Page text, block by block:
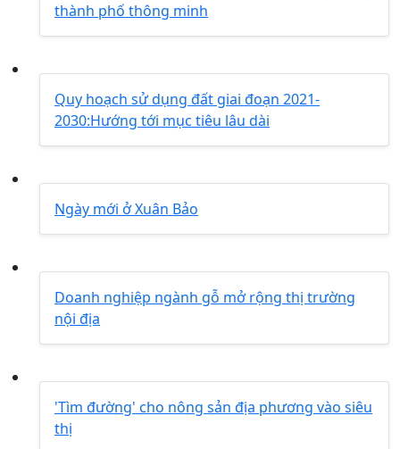
thành phố thông minh
Quy hoạch sử dụng đất giai đoạn 2021-
2030:Hướng tới mục tiêu lâu dài
Ngày mới ở Xuân Bảo
Doanh nghiệp ngành gỗ mở rộng thị trường
nội địa
'Tìm đường' cho nông sản địa phương vào siêu
thị